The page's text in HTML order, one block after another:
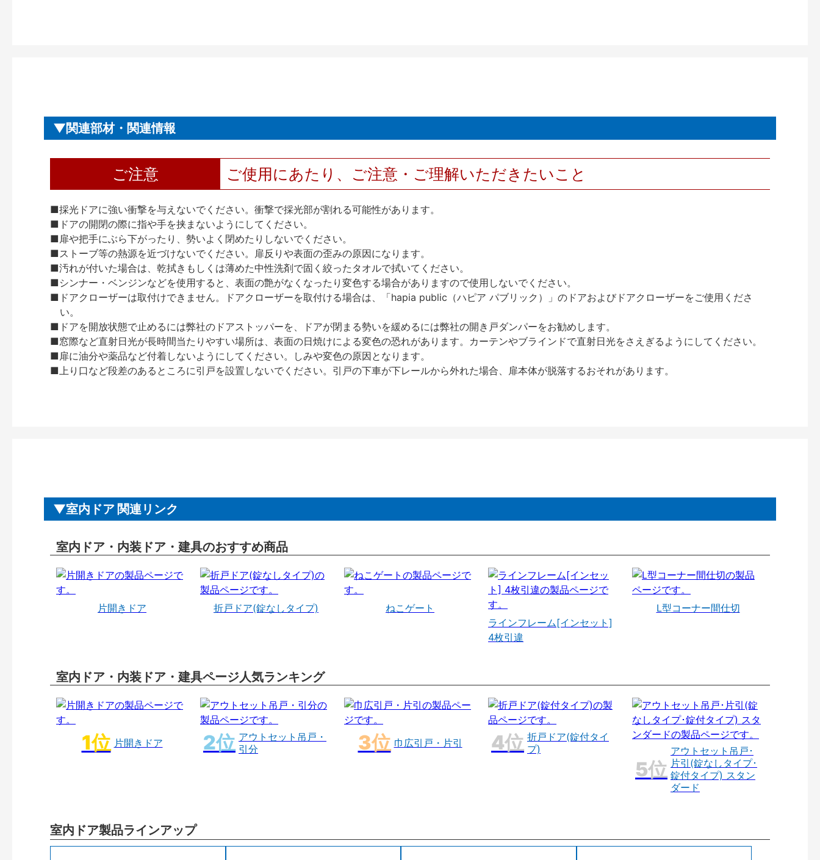
関連部材・関連情報
ご注意 ご使用にあたり、ご注意・ご理解いただきたいこと
■採光ドアに強い衝撃を与えないでください。衝撃で採光部が割れる可能性があります。
■ドアの開閉の際に指や手を挟まないようにしてください。
■扉や把手にぶら下がったり、勢いよく閉めたりしないでください。
■ストーブ等の熱源を近づけないでください。扉反りや表面の歪みの原因になります。
■汚れが付いた場合は、乾拭きもしくは薄めた中性洗剤で固く絞ったタオルで拭いてください。
■シンナー・ベンジンなどを使用すると、表面の艶がなくなったり変色する場合がありますので使用しないでください。
■ドアクローザーは取付けできません。ドアクローザーを取付ける場合は、「hapia public（ハピア パブリック）」のドアおよびドアクローザーをご使用くださ
い。
■ドアを開放状態で止めるには弊社のドアストッパーを、ドアが閉まる勢いを緩めるには弊社の開き戸ダンパーをお勧めします。
■窓際など直射日光が長時間当たりやすい場所は、表面の日焼けによる変色の恐れがあります。カーテンやブラインドで直射日光をさえぎるようにしてください。
■扉に油分や薬品など付着しないようにしてください。しみや変色の原因となります。
■上り口など段差のあるところに引戸を設置しないでください。引戸の下車が下レールから外れた場合、扉本体が脱落するおそれがあります。
室内ドア 関連リンク
室内ドア・内装ドア・建具のおすすめ商品
片開きドア 折戸ドア(錠なしタイプ)
ねこゲート
ラインフレーム[インセット]
4枚引違
L型コーナー間仕切
室内ドア・内装ドア・建具ページ人気ランキング
片開きドア
アウトセット吊戸・
引分
巾広引戸・片引
折戸ドア(錠付タイ
プ)
アウトセット吊戸･
片引(錠なしタイプ･
錠付タイプ) スタン
ダード
室内ドア製品ラインアップ